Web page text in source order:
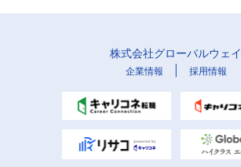
株式会社グローバルウェイ
企業情報 採用情報